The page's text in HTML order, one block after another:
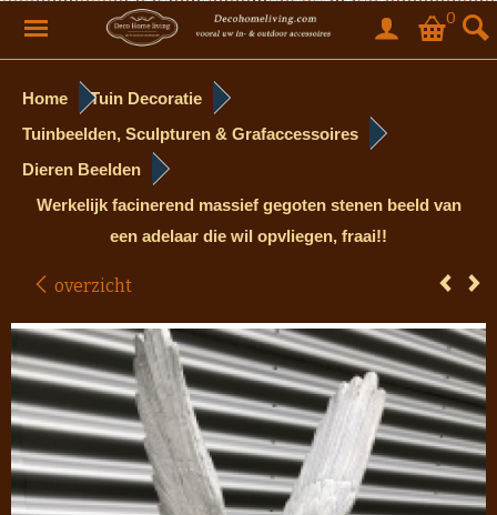
0
Home
Tuin Decoratie
Tuinbeelden, Sculpturen & Grafaccessoires
Dieren Beelden
Werkelijk facinerend massief gegoten stenen beeld van
een adelaar die wil opvliegen, fraai!!
overzicht